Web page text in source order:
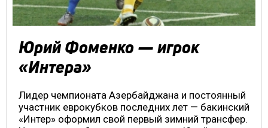
Юрий Фоменко — игрок
«Интера»
Лидер чемпионата Азербайджана и постоянный
участник еврокубков последних лет — бакинский
«Интер» оформил свой первый зимний трансфер.